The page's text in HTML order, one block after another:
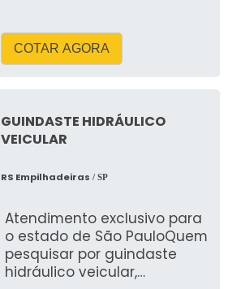
transporte de cargas
pesadas. As especificações
equipamento e a
capacidade de carga, mas
informações mais comuns e
relevantes: 🔧
Gerais: 🚛 1. Capacidade de
carga do guindaste
(Munck): Possuímos
variedade de 5Toneladas a
COTAR AGORA
GUINDASTE HIDRÁULICO
VEICULAR
RS Empilhadeiras / SP
Atendimento exclusivo para
o estado de São PauloQuem
pesquisar por guindaste
hidráulico veicular,